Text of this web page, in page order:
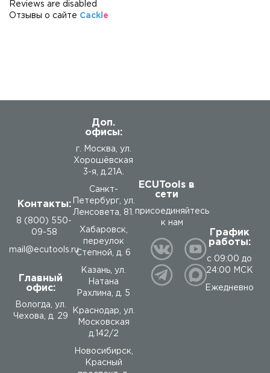
Reviews are disabled
Отзывы о сайте Cackl e
Контакты:
8 (800) 550-
09-58
mail@ecutools.ru
Главный
офис:
Вологда
ул.
Чехова, д. 29
Доп.
офисы:
г. Москва, ул.
Хорошёвская
3-я, д.21А.
Санкт-
Петербург, ул.
Ленсовета, 81.
Хабаровск,
переулок
Степной, д. 6
Казань, ул.
Натана
Рахлина, д. 5
Краснодар, ул.
Московская
д.142/2
Новосибирск,
Красный
ECUTools в
сети
присоединяйтесь
к нам
График
работы:
с 09:00 до
24:00 МСК
Ежедневно